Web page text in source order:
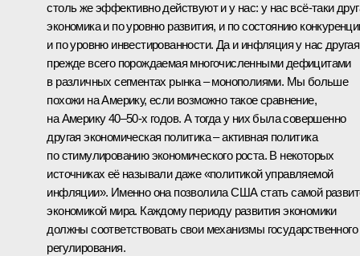
столь же эффективно действуют и у нас: у нас всё‑таки
экономика и по уровню развития, и по состоянию
и по уровню инвестированности. Да и инфляция у нас
прежде всего порождаемая многочисленными дефицитами
в различных сегментах рынка – монополиями. Мы больше
похожи на Америку, если возможно такое сравнение,
на Америку 40–50-х годов. А тогда у них была совершенно
другая экономическая политика – активная политика
по стимулированию экономического роста. В некоторых
источниках её называли даже «политикой управляемой
инфляции». Именно она позволила США стать самой
экономикой мира. Каждому периоду развития экономики
должны соответствовать свои механизмы государственного
регулирования.